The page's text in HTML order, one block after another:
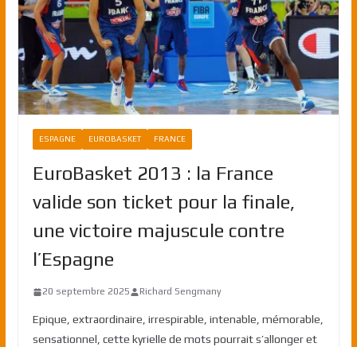
ESPAGNE EUROBASKET FRANCE
EuroBasket 2013 : la France
valide son ticket pour la finale,
une victoire majuscule contre
l’Espagne
20 septembre 2025 Richard Sengmany
Epique, extraordinaire, irrespirable, intenable, mémorable,
sensationnel, cette kyrielle de mots pourrait s’allonger et